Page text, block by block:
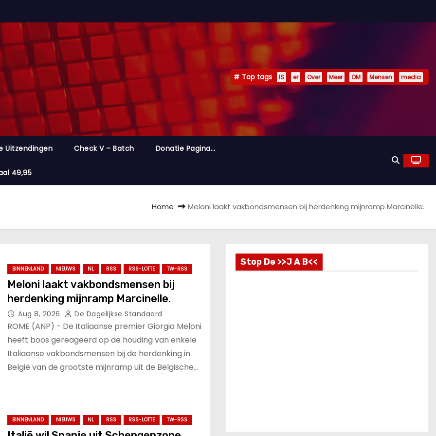
Top tags IS er Over Meer OM Mensen media
Uitzendingen Check V – Batch Donatie Pagina…
49,95
Home Meloni laakt vakbondsmensen bij herdenking mijnramp Marcinelle.
BINNENLAND NIEUWS NL RSS RSS-LOTTE TW-RSS
Meloni laakt vakbondsmensen bij
herdenking mijnramp Marcinelle.
Aug 8, 2026 De Dagelijkse Standaard
ROME (ANP) - De Italiaanse premier Giorgia Meloni
heeft boos gereageerd op de houding van enkele
Italiaanse vakbondsmensen bij de herdenking in
België van de grootste mijnramp uit de Belgische…
BINNENLAND NIEUWS NL RSS RSS-LOTTE TW-RSS
Stop De >>J A B<<